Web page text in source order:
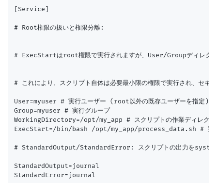
[Service]
# Root権限の扱いと権限分離:
# ExecStartはroot権限で実行されますが、User/Groupディレクテ
# これにより、スクリプト自体は必要最小限の権限で実行され、セキ
User=myuser # 実行ユーザー (root以外の既存ユーザーを指定)
Group=myuser # 実行グループ
WorkingDirectory=/opt/my_app # スクリプトの作業ディレクト
ExecStart=/bin/bash /opt/my_app/process_data.sh # 実行す
# StandardOutput/StandardError: スクリプトの出力を
StandardOutput=journal
StandardError=journal